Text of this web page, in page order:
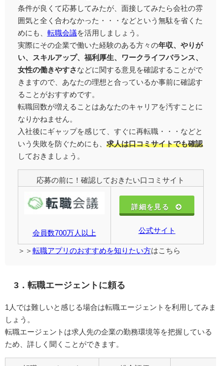
条件が良くて応募してみたが、面接してみたら会社の雰
囲気と全く合わなかった・・・などという無駄を省くた
めにも、 転職会議 を活用しましょう。
実際にその企業で働いた経験のある方々の年収、やりが
い、スキルアップ、福利厚生、ワークライフバランス、
女性の働きやすさ などに関する意見を確認することがで
きますので、あなたの理想と合っているか事前に確認す
ることがおすすめです。
転職回数が増えることはあなたのキャリアを汚すことに
なりかねません。
入社後にギャップを感じて、すぐに再転職・・・などと
いう失敗を防ぐためにも、 求人は口コミサイトでも確認
しておきましょう。
応募の前に！確認しておきたい口コミサイト
会員数700万人以上
詳細を見る
公式サイト
＞＞ 転職アプリのおすすめを知りたい方はこちら
3．転職エージェントに頼る
1人では難しいと感じる場合は転職エージェントを利用してみま
しょう。
転職エージェントは求人先の企業の勤務環境等を把握している
ため、詳しく聞くことができます。